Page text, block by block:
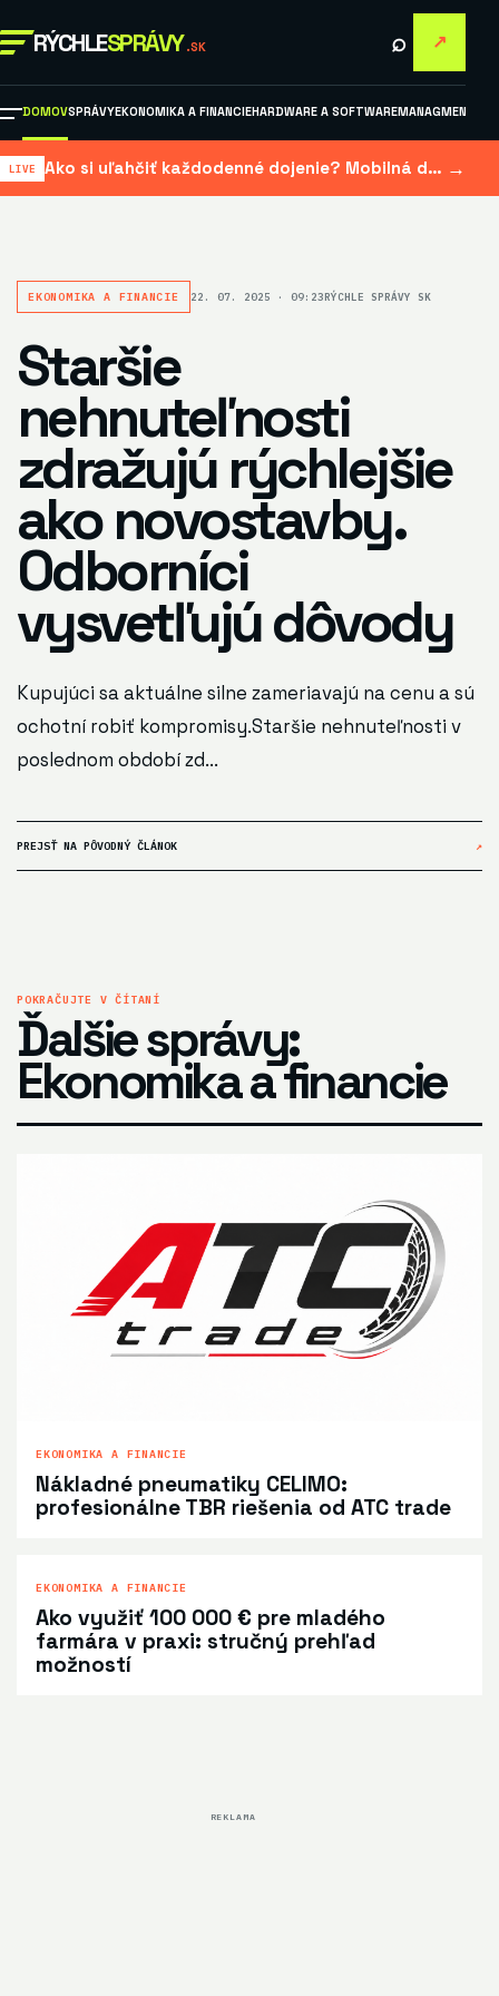
RÝCHLESPRÁVY .SK ⌕ ↗
DOMOVSPRÁVYEKONOMIKA A FINANCIEHARDWARE A SOFTWAREMANAGMENT A
Ako si uľahčiť každodenné dojenie? Mobilná dojačka šetrí čas aj námahu →
EKONOMIKA A FINANCIE 22. 07. 2025 · 09:23RÝCHLE SPRÁVY SK
Staršie
nehnuteľnosti
zdražujú rýchlejšie
ako novostavby.
Odborníci
vysvetľujú dôvody
Kupujúci sa aktuálne silne zameriavajú na cenu a sú
ochotní robiť kompromisy.Staršie nehnuteľnosti v
poslednom období zd...
PREJSŤ NA PÔVODNÝ ČLÁNOK ↗
POKRAČUJTE V ČÍTANÍ
Ďalšie správy:
Ekonomika a financie
EKONOMIKA A FINANCIE
Nákladné pneumatiky CELIMO:
profesionálne TBR riešenia od ATC trade
EKONOMIKA A FINANCIE
Ako využiť 100 000 € pre mladého
farmára v praxi: stručný prehľad
možností
REKLAMA